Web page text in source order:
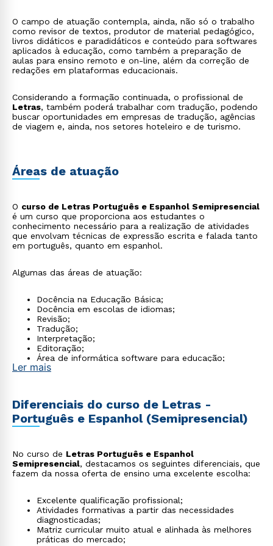
O campo de atuação contempla, ainda, não só o trabalho
como revisor de textos, produtor de material pedagógico,
livros didáticos e paradidáticos e conteúdo para softwares
aplicados à educação, como também a preparação de
aulas para ensino remoto e on-line, além da correção de
redações em plataformas educacionais.
Considerando a formação continuada, o profissional de
Letras, também poderá trabalhar com tradução, podendo
buscar oportunidades em empresas de tradução, agências
de viagem e, ainda, nos setores hoteleiro e de turismo.
Áreas de atuação
O curso de Letras Português e Espanhol Semipresencial
é um curso que proporciona aos estudantes o
conhecimento necessário para a realização de atividades
que envolvam técnicas de expressão escrita e falada tanto
em português, quanto em espanhol.
Algumas das áreas de atuação:
Docência na Educação Básica;
Docência em escolas de idiomas;
Revisão;
Tradução;
Interpretação;
Editoração;
Área de informática software para educação;
Ler mais
Diferenciais do curso de Letras -
Português e Espanhol (Semipresencial)
No curso de Letras Português e Espanhol
Semipresencial, destacamos os seguintes diferenciais, que
fazem da nossa oferta de ensino uma excelente escolha:
Excelente qualificação profissional;
Atividades formativas a partir das necessidades
diagnosticadas;
Matriz curricular muito atual e alinhada às melhores
práticas do mercado;